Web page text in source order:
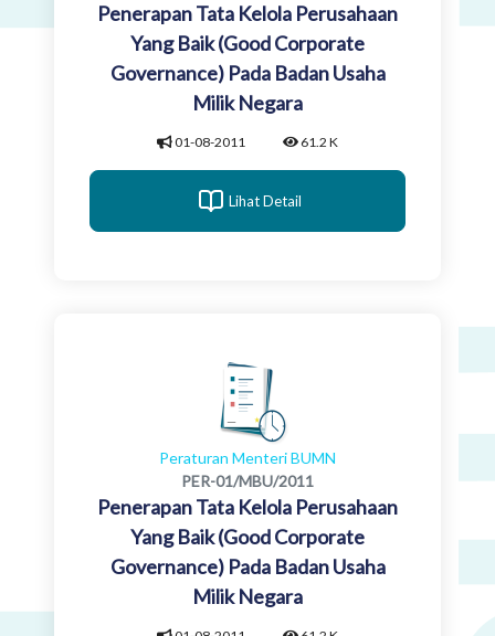
Penerapan Tata Kelola Perusahaan
Yang Baik (Good Corporate
Governance) Pada Badan Usaha
Milik Negara
01-08-2011 61.2 K
Lihat Detail
Peraturan Menteri BUMN
PER-01/MBU/2011
Penerapan Tata Kelola Perusahaan
Yang Baik (Good Corporate
Governance) Pada Badan Usaha
Milik Negara